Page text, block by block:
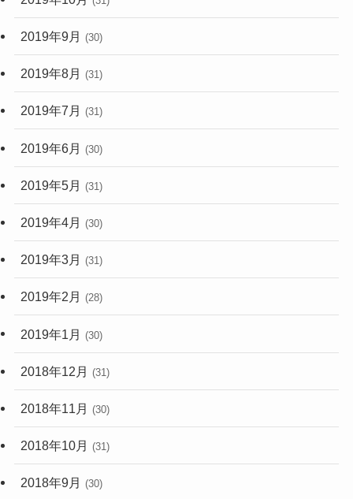
2019年9月 (30)
2019年8月 (31)
2019年7月 (31)
2019年6月 (30)
2019年5月 (31)
2019年4月 (30)
2019年3月 (31)
2019年2月 (28)
2019年1月 (30)
2018年12月 (31)
2018年11月 (30)
2018年10月 (31)
2018年9月 (30)